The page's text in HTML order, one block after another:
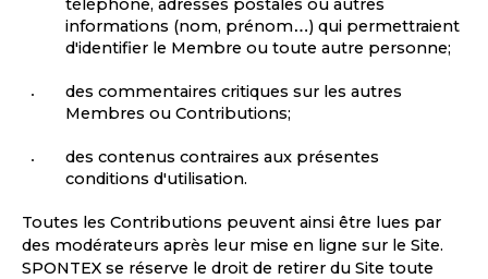
téléphone, adresses postales ou autres
informations (nom, prénom…) qui permettraient
d'identifier le Membre ou toute autre personne;
des commentaires critiques sur les autres
Membres ou Contributions;
des contenus contraires aux présentes
conditions d'utilisation.
Toutes les Contributions peuvent ainsi être lues par
des modérateurs après leur mise en ligne sur le Site.
SPONTEX se réserve le droit de retirer du Site toute